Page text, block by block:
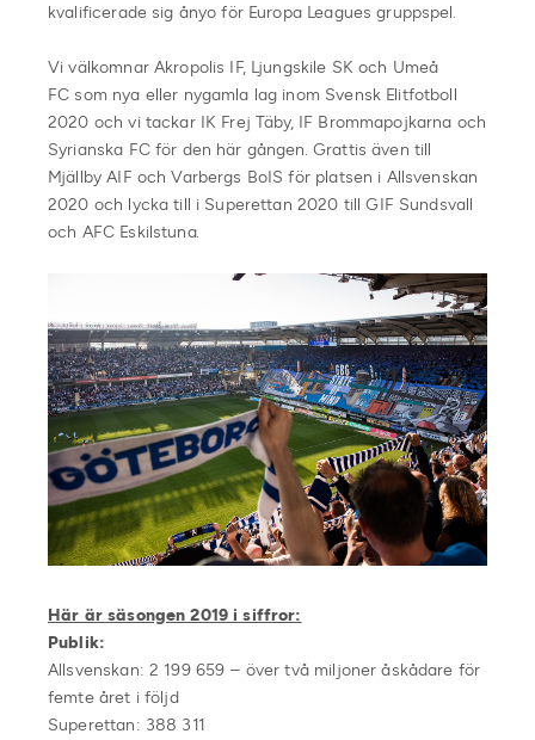
kvalificerade sig ånyo för Europa Leagues gruppspel.
Vi välkomnar Akropolis IF, Ljungskile SK och Umeå
FC som nya eller nygamla lag inom Svensk Elitfotboll
2020 och vi tackar IK Frej Täby, IF Brommapojkarna och
Syrianska FC för den här gången. Grattis även till
Mjällby AIF och Varbergs BoIS för platsen i Allsvenskan
2020 och lycka till i Superettan 2020 till GIF Sundsvall
och AFC Eskilstuna.
Här är säsongen 2019 i siffror:
Publik:
Allsvenskan: 2 199 659 – över två miljoner åskådare för
femte året i följd
Superettan: 388 311